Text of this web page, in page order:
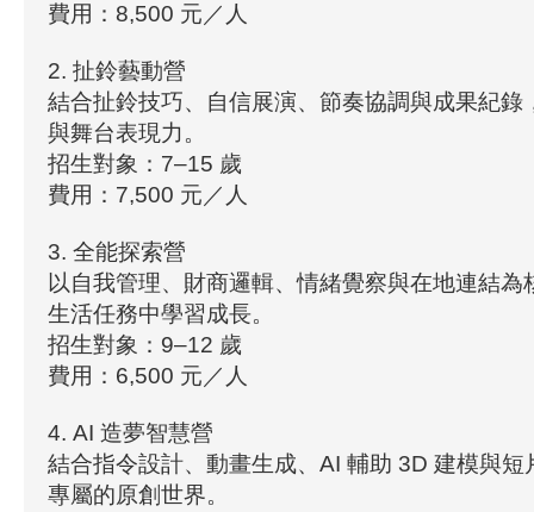
費用：8,500 元／人
2. 扯鈴藝動營
結合扯鈴技巧、自信展演、節奏協調與成果紀錄
與舞台表現力。
招生對象：7–15 歲
費用：7,500 元／人
3. 全能探索營
以自我管理、財商邏輯、情緒覺察與在地連結為
生活任務中學習成長。
招生對象：9–12 歲
費用：6,500 元／人
4. AI 造夢智慧營
結合指令設計、動畫生成、AI 輔助 3D 建模與短
專屬的原創世界。